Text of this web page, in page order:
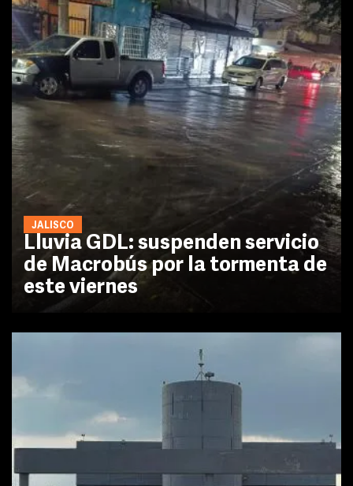
JALISCO
Lluvia GDL: suspenden servicio
de Macrobús por la tormenta de
este viernes